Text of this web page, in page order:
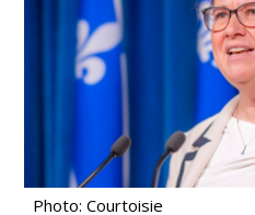
Photo: Courtoisie